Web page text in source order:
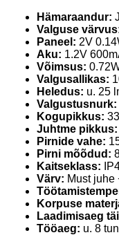
Hämaraandur:
Valguse
Paneel: 2V
Aku: 1.2V
Võimsus:
Valgusallikas:
Heledus: u. 25
Valgustusnurk:
Kogupikkus:
Juhtme pikkus:
Pirnide vahe:
Pirni mõõdud:
Kaitseklass:
Värv: Must juhe
Korpuse
Laadimisaeg
Tööaeg: u. 8